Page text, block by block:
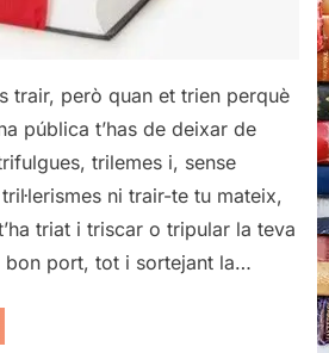
trair, però quan et trien perquè
pública t’has de deixar de
trilemes i, sense
ni trair-te tu mateix,
triat i triscar o tripular la teva
bon port, tot i sortejant la…